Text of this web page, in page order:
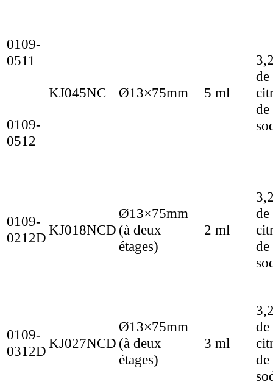
0109-
0511
KJ045NC Ø13×75mm 5 ml
de
de
0109-
0512
0109-
0212DKJ018NCD
Ø13×75mm
(à deux
étages)
2 ml
de
de
0109-
0312DKJ027NCD
Ø13×75mm
(à deux
étages)
3 ml
de
de